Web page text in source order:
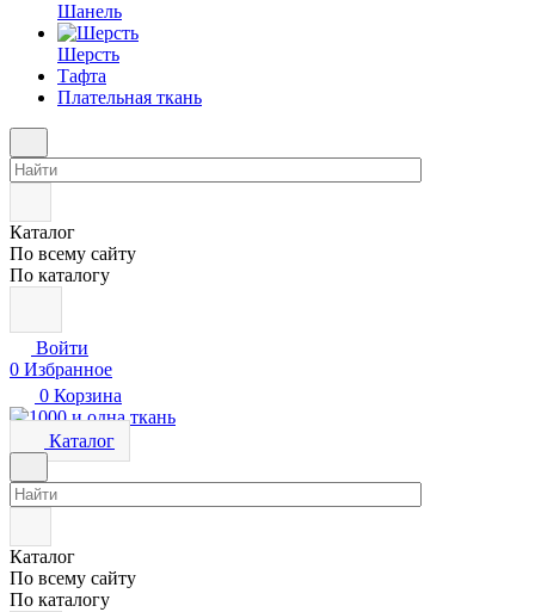
Шанель
Шерсть
Тафта
Плательная ткань
Каталог
По всему сайту
По каталогу
Войти
0 Избранное
0 Корзина
Каталог
Каталог
По всему сайту
По каталогу